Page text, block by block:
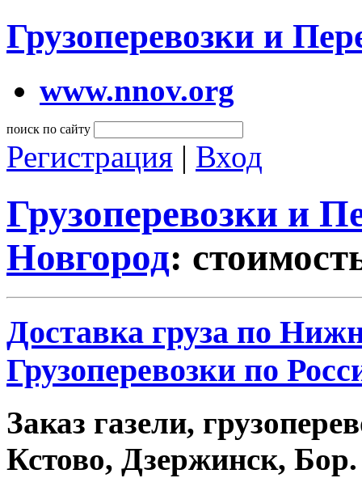
Грузоперевозки и
www.nnov.org
поиск по сайту
Регистрация | Вход
Грузоперевозки и
Новгород:
Доставка груза по
Грузоперевозки по
Заказ газели,
Кстово, Дзержинск, Бор.